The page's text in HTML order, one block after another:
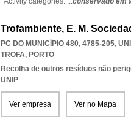
Trofambiente, E. M.
PC DO MUNICÍPIO 480, 4785-205,
TROFA, PORTO
Recolha de outros resíduos não
UNIP
Ver empresa Ver no Mapa